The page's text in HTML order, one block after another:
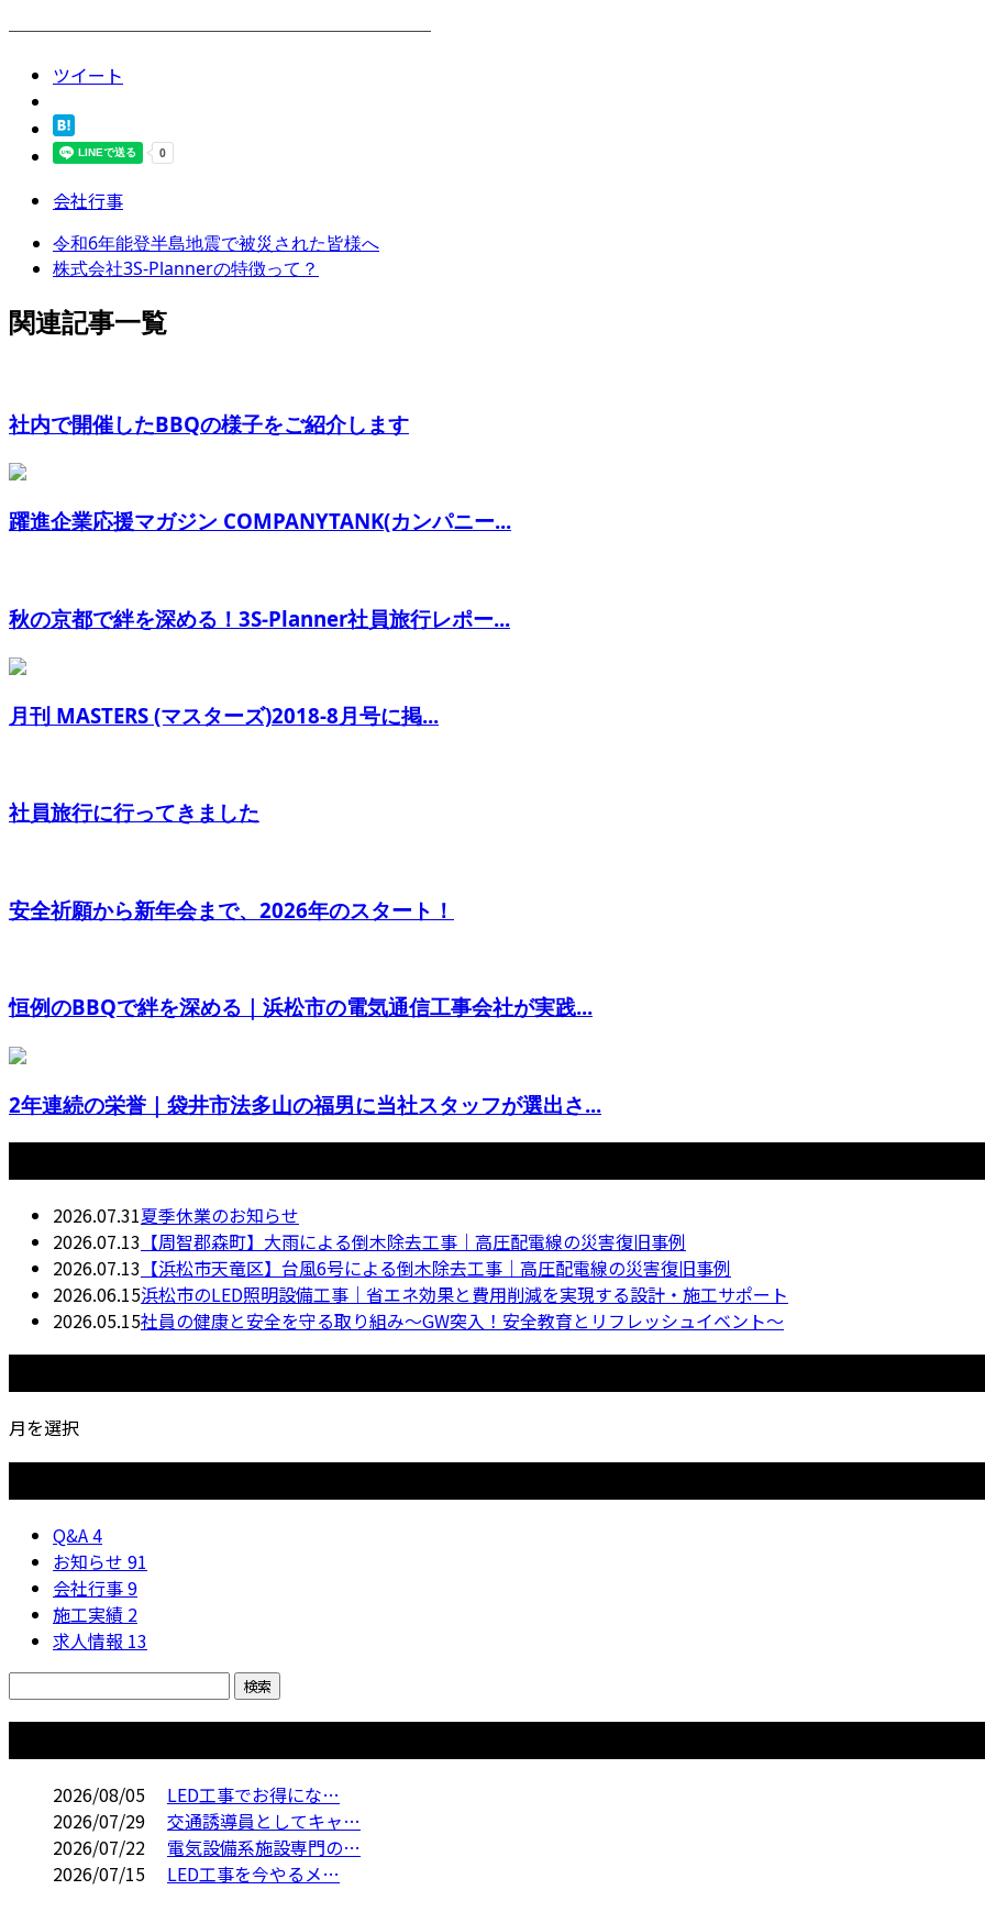
────────────────────────
ツイート
会社行事
令和6年能登半島地震で被災された皆様へ
株式会社3S-Plannerの特徴って？
関連記事一覧
社内で開催したBBQの様子をご紹介します
躍進企業応援マガジン COMPANYTANK(カンパニー...
秋の京都で絆を深める！3S-Planner社員旅行レポー...
月刊 MASTERS (マスターズ)2018-8月号に掲...
社員旅行に行ってきました
安全祈願から新年会まで、2026年のスタート！
恒例のBBQで絆を深める｜浜松市の電気通信工事会社が実践...
2年連続の栄誉｜袋井市法多山の福男に当社スタッフが選出さ...
2026.07.31夏季休業のお知らせ
2026.07.13 【周智郡森町】大雨による倒木除去工事｜高圧配電線の災害復旧事例
2026.07.13 【浜松市天竜区】台風6号による倒木除去工事｜高圧配電線の災害復旧事例
2026.06.15浜松市のLED照明設備工事｜省エネ効果と費用削減を実現する設計・施工サポート
2026.05.15社員の健康と安全を守る取り組み〜GW突入！安全教育とリフレッシュイベント〜
月を選択
Q&A4
お知らせ 91
会社行事9
施工実績 2
求人情報 13
2026/08/05
LED工事でお得にな…
2026/07/29
交通誘導員としてキャ…
2026/07/22
電気設備系施設専門の…
2026/07/15
LED工事を今やるメ…